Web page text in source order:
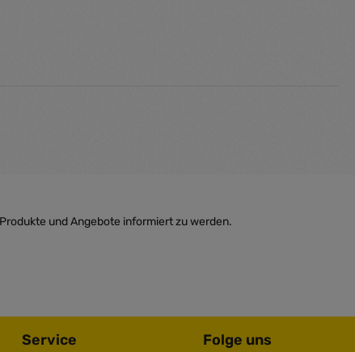
und Angebote informiert zu werden.
Service Folge uns